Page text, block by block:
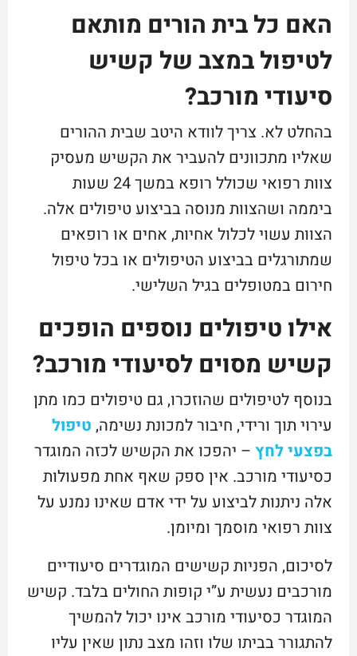
האם כל בית הורים מותאם
לטיפול במצב של קשיש
סיעודי מורכב?
בהחלט לא. צריך לוודא היטב שבית ההורים
שאליו מתכוונים להעביר את הקשיש מעסיק
צוות רפואי שכולל רופא במשך 24 שעות
ביממה ושהצוות מנוסה בביצוע טיפולים אלה.
הצוות עשוי לכלול אחיות, אחים או רופאים
שמתורגלים בביצוע הטיפולים או בכל טיפול
חירום במטופלים בגיל השלישי.
אילו טיפולים נוספים הופכים
קשיש מסוים לסיעודי מורכב?
בנוסף לטיפולים שהוזכרו, גם טיפולים כמו מתן
עירוי תוך ורידי, חיבור למכונת נשימה, טיפול
בפצעי לחץ – יהפכו את הקשיש לכזה המוגדר
כסיעודי מורכב. אין ספק שאף אחת מפעולות
אלה ניתנות לביצוע על ידי אדם שאינו נמנע על
צוות רפואי מוסמך ומיומן.
לסיכום, הפניות קשישים המוגדרים סיעודיים
מורכבים נעשית ע”י קופות החולים בלבד. קשיש
המוגדר כסיעודי מורכב אינו יכול להמשיך
להתגורר בביתו שלו וזהו מצב נתון שאין עליו